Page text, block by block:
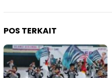
POS TERKAIT